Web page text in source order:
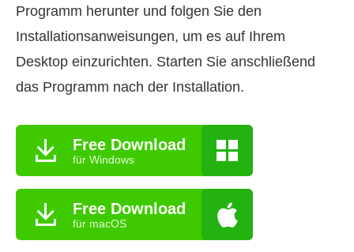
Programm herunter und folgen Sie den
Installationsanweisungen, um es auf Ihrem
Desktop einzurichten. Starten Sie anschließend
das Programm nach der Installation.
Free Download
für Windows
Free Download
für macOS